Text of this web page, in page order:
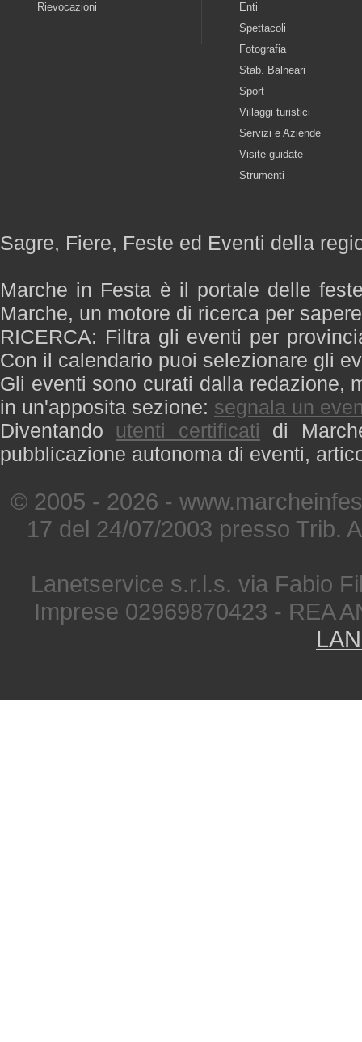
Rievocazioni
Enti
Spettacoli
Fotografia
Stab. Balneari
Sport
Villaggi turistici
Servizi e Aziende
Visite guidate
Strumenti
Sagre, Fiere, Feste ed Eventi della
Marche in Festa è il portale delle
Marche, un motore di ricerca per
RICERCA: Filtra gli eventi per
Con il calendario puoi selezionare gli
Gli eventi sono curati dalla redazione,
in un'apposita sezione: segnala un
Diventando utenti certificati di
pubblicazione autonoma di eventi,
© 2005 - 2026 -
17 del 24/07/2003 presso Trib.
Lanetservice s.r.l.s. via Fabio
Imprese 02969870423 - REA